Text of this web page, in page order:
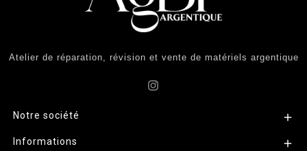
Atelier de réparation, révision et vente de matériels argentique
Notre société 
Informations 